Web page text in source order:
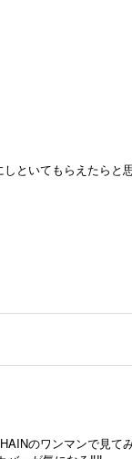
といてもらえたらと
のワンマンで見て